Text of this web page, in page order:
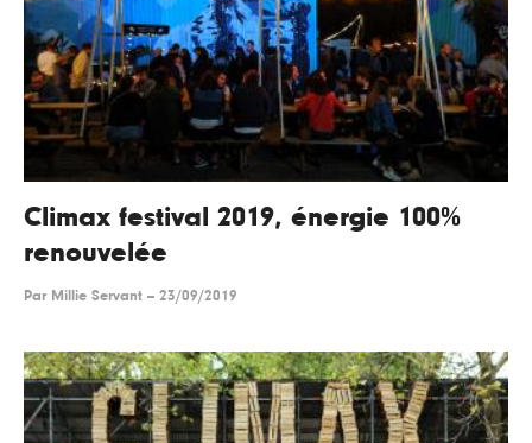
Climax festival 2019, énergie 100%
renouvelée
Par Millie Servant -- 23/09/2019